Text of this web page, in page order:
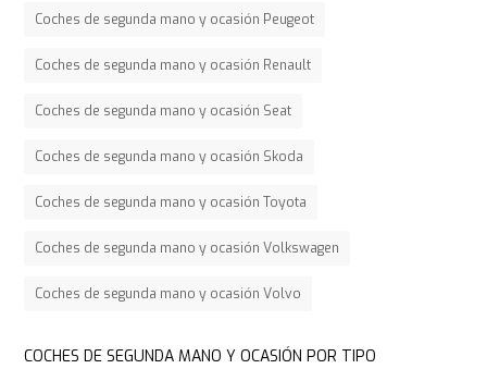
Coches de segunda mano y ocasión Peugeot
Coches de segunda mano y ocasión Renault
Coches de segunda mano y ocasión Seat
Coches de segunda mano y ocasión Skoda
Coches de segunda mano y ocasión Toyota
Coches de segunda mano y ocasión Volkswagen
Coches de segunda mano y ocasión Volvo
COCHES DE SEGUNDA MANO Y OCASIÓN POR TIPO